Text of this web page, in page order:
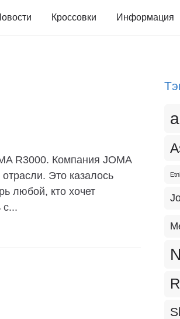
Кроссовки Информация
R3000. Компания JOMA
Это казалось
любой, кто хочет
с...